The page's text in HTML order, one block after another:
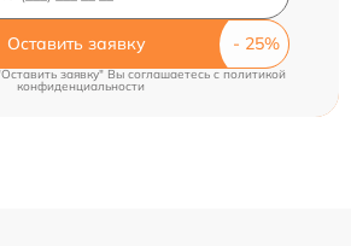
Оставить заявку
заявку" Вы соглашаетесь cполитикой
конфиденциальности